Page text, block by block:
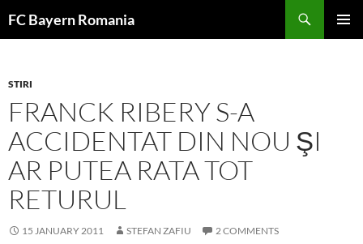
toFC Bayern Romania
STIRI
FRANCK RIBERY S-A
ACCIDENTAT DIN NOU ŞI
AR PUTEA RATA TOT
RETURUL
15 JANUARY 2011 STEFAN ZAFIU 2 COMMENTS